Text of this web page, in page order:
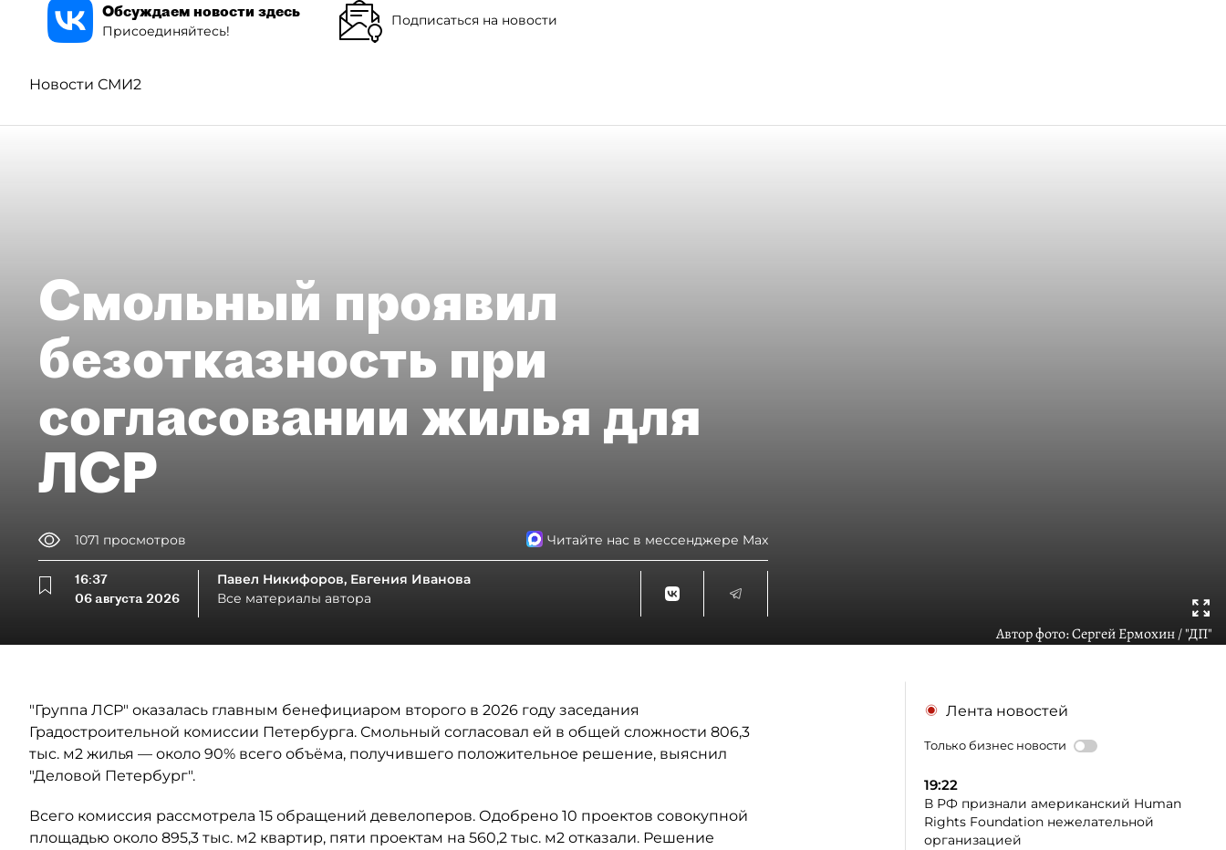
Обсуждаем новости здесь
Присоединяйтесь!
Подписаться на новости
Новости СМИ2
Смольный проявил
безотказность при
согласовании жилья для
ЛСР
1071 просмотров Читайте нас в мессенджере Max
16:37
06 августа 2026
Павел Никифоров, Евгения Иванова
Все материалы автора
Автор фото:Сергей Ермохин / "ДП"
"Группа ЛСР" оказалась главным бенефициаром второго в 2026 году заседания
Градостроительной комиссии Петербурга. Смольный согласовал ей в общей сложности 806,3
тыс. м2 жилья — около 90% всего объёма, получившего положительное решение, выяснил
"Деловой Петербург".
Всего комиссия рассмотрела 15 обращений девелоперов. Одобрено 10 проектов совокупной
площадью около 895,3 тыс. м2 квартир, пяти проектам на 560,2 тыс. м2 отказали. Решение
Лента новостей
Только бизнес новости
19:22
В РФ признали американский Human
Rights Foundation нежелательной
организацией